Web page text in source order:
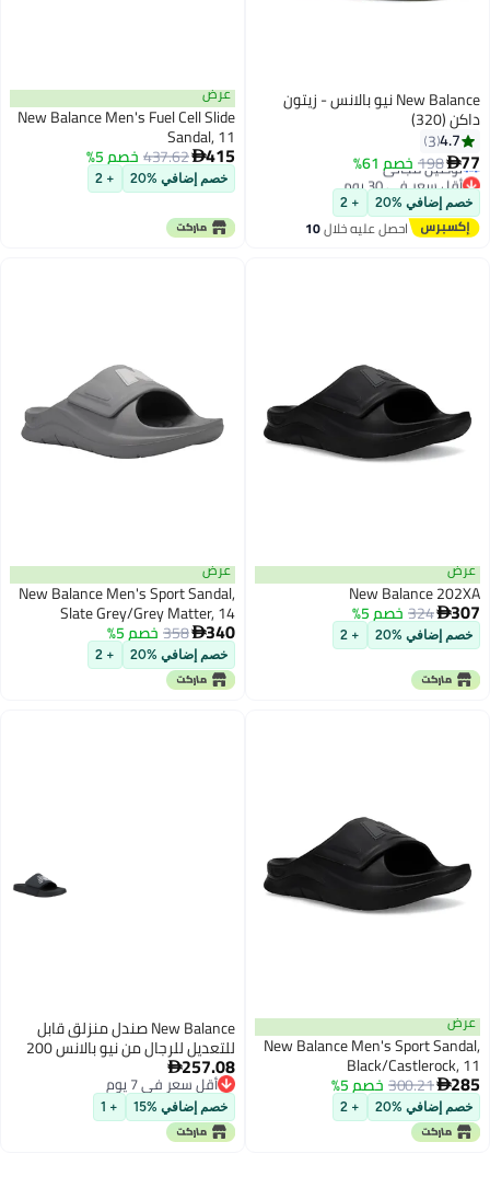
New Balance نيو بالانس - زيتون
داكن (320)
4.7
3
77
198 خصم 61%
أقل سعر في 30 يوم
توصيل مجاني
أقل سعر في 30 يوم
خصم إضافي %20 + 2
احصل عليه خلال10
عرض
New Balance Men's Fuel Cell Slide
Sandal, 11
415
437.62خصم 5%
خصم إضافي %20 + 2
عرض
New Balance 202XA
307
324 خصم 5%
خصم إضافي %20 + 2
عرض
New Balance Men's Sport Sandal,
Slate Grey/Grey Matter, 14
340
358 خصم 5%
خصم إضافي %20 + 2
عرض
New Balance Men's Sport Sandal,
Black/Castlerock, 11
285
300.21خصم 5%
خصم إضافي %20 + 2
New Balance صندل منزلق قابل
للتعديل للرجال من نيو بالانس 200
رمادي أبيض 5
257.08
أقل سعر في 7 يوم
أقل سعر في 7 يوم
خصم إضافي %15 + 1